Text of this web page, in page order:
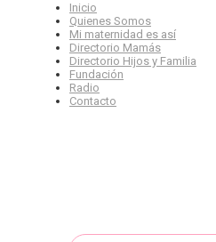
Inicio
Quienes Somos
Mi maternidad es así
Directorio Mamás
Directorio Hijos y Familia
Fundación
Radio
Contacto